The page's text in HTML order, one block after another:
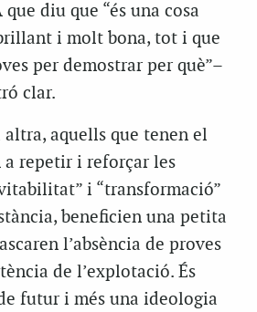
diu que “és una cosa
i molt bona, tot i que
per demostrar per què”–
clar.
altra, aquells que tenen el
repetir i reforçar les
i “transformació”
beneficien una petita
l’absència de proves
de l’explotació. És
futur i més una ideologia